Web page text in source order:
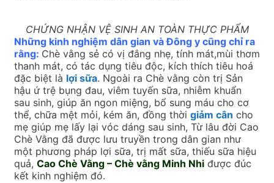
CHỨNG NHẬN VỆ SINH AN TOÀN THỰC PHẨM
Những kinh nghiệm dân gian và Đông y cũng chỉ ra
rằng: Chè vằng sẻ có vị đắng nhẹ, tính mát,mùi thơm
thanh mát, có tác dụng tiêu độc, kích thích tiêu hoá
đặc biệt là lợi sữa. Ngoài ra Chè vằng còn trị Sản
hậu ứ trệ bụng đau, viêm tuyến sữa, nhiễm khuẩn
sau sinh, giúp ăn ngon miệng, bổ sung máu cho cơ
thể, chữa mệt mỏi, kém ăn, đồng thời giảm cân cho
mẹ giúp mẹ lấy lại vóc dáng sau sinh, Từ lâu đời Cao
Chè Vằng đã được lưu truyền trong dân gian như
một phương pháp lợi sữa, trị mất sữa, thiếu sữa hiệu
quả, Cao Chè Vằng – Chè vằng Minh Nhi được đúc
kết kinh nghiệm đó.